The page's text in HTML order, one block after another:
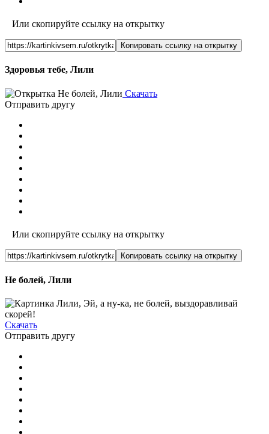
Или скопируйте ссылку на открытку
Копировать ссылку на открытку
Здоровья тебе, Лили
Скачать
Отправить другу
Или скопируйте ссылку на открытку
Копировать ссылку на открытку
Не болей, Лили
Скачать
Отправить другу